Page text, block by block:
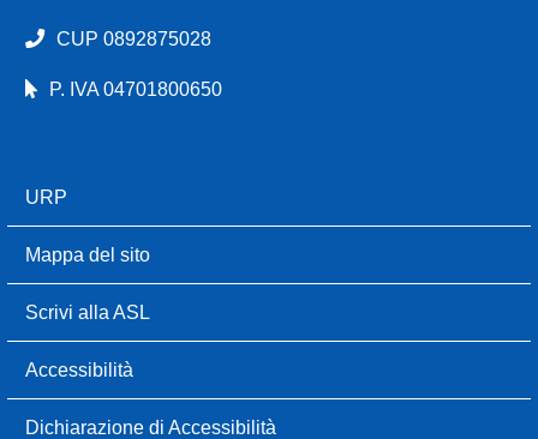
CUP 0892875028
P. IVA 04701800650
URP
Mappa del sito
Scrivi alla ASL
Accessibilità
Dichiarazione di Accessibilità